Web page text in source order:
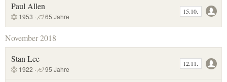
Paul Allen
1953 · 65 Jahre
15.10.
November 2018
Stan Lee
1922 · 95 Jahre
12.11.